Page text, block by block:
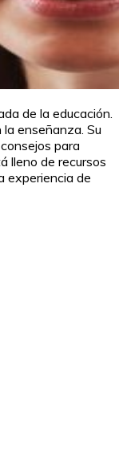
de la educación.
enseñanza. Su
para
lleno de recursos
experiencia de